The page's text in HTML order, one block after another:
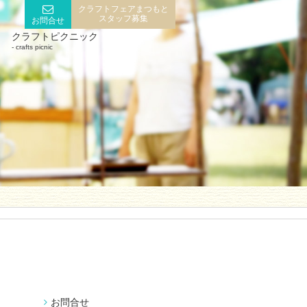
クラフトピクニック
crafts picnic
お問合せ
クラフトフェアまつもと
スタッフ募集
お問合せ